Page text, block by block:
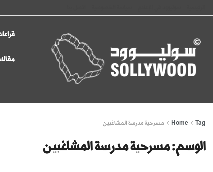
Home Tag مسرحية مدرسة المشاغبين
الوسم:مسرحية مدرسة المشاغبين